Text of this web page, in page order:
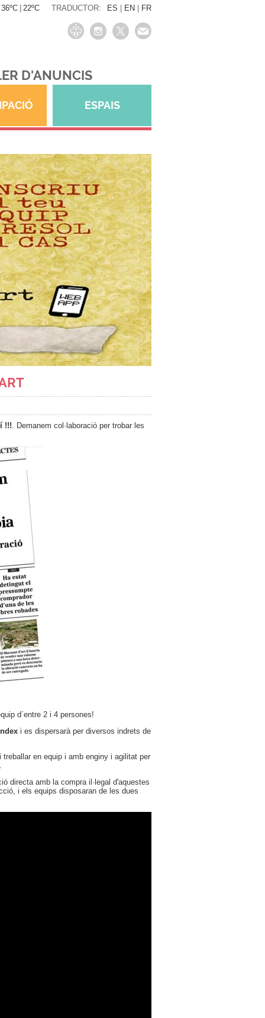
36ºC 22ºC TRADUCTOR: ES EN FR
D'ANUNCIS
ESPAIS
!!! . Demanem col·laboració per trobar les
d´entre 2 i 4 persones!
i es dispersarà per diversos indrets de
en equip i amb enginy i agilitat per
directa amb la compra il·legal d'aquestes
i els equips disposaran de les dues